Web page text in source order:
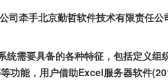
司牵手北京勤哲软件技术有限责任公
需要具备的各种特征，包括定义组
功能，用户借助Excel服务器软件